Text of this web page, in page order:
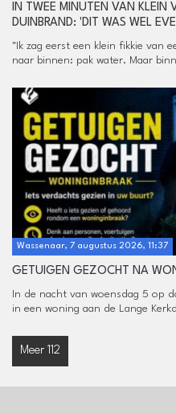
IN TWEE MINUTEN VAN KLEIN
DUINBRAND: 'DIT WAS WEL
"Ik zag eerst een klein fikkie van
naar binnen: pak water. Maar
Wassenaar, 7 augustus 2026, 11:37
GETUIGEN GEZOCHT NA
In de nacht van woensdag 5 op
in een woning aan de Lange
Meer 112